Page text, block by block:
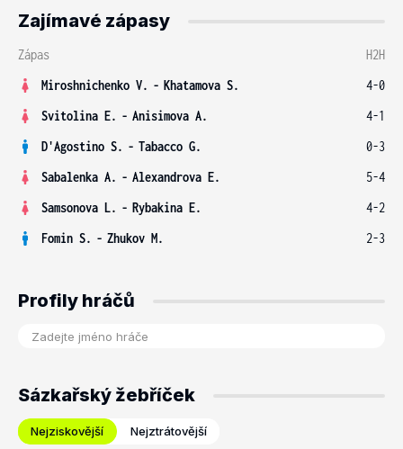
Zajímavé zápasy
Zápas
H2H
Miroshnichenko V. - Khatamova S.
4-0
Svitolina E. - Anisimova A.
4-1
D'Agostino S. - Tabacco G.
0-3
Sabalenka A. - Alexandrova E.
5-4
Samsonova L. - Rybakina E.
4-2
Fomin S. - Zhukov M. 2-3
Profily hráčů
Sázkařský žebříček
Nejziskovější Nejztrátovější